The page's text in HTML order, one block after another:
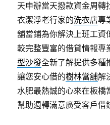
天申辦當天撥款資金周轉
衣潔淨老行家的洗衣店專
舖當鋪為你解決上班工資
較完整豐富的借貸情報專
型沙發全新了解提供多種
讓您安心借的樹林當舖解
水肥最熱誠的心來在板橋
幫助週轉滿意廣受客戶借